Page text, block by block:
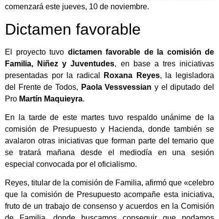
comenzará este jueves, 10 de noviembre.
Dictamen favorable
El proyecto tuvo dictamen favorable de la comisión de
Familia, Niñez y Juventudes, en base a tres iniciativas
presentadas por la radical
Roxana Reyes, la legisladora
del Frente de Todos, Paola Vessvessian y el diputado del
Pro Martín Maquieyra.
En la tarde de este martes tuvo respaldo unánime de la
comisión de Presupuesto y Hacienda, donde también se
avalaron otras iniciativas que forman parte del temario que
se tratará mañana desde el mediodía en una sesión
especial convocada por el oficialismo.
Reyes, titular de la comisión de Familia, afirmó que «celebro
que la comisión de Presupuesto acompañe esta iniciativa,
fruto de un trabajo de consenso y acuerdos en la Comisión